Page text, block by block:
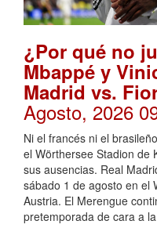
¿Por qué no
Mbappé y
Madrid vs.
Agosto, 2026
Ni el francés ni el
el Wörthersee Stadion de
sus ausencias. Real
sábado 1 de agosto en el
Austria. El Merengue
pretemporada de cara a